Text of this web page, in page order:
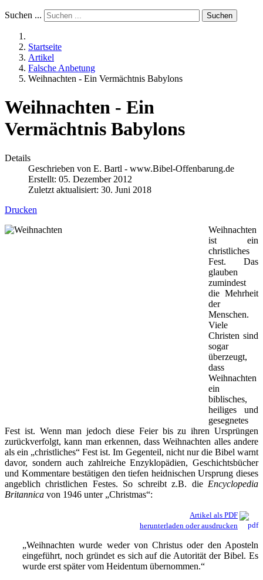
Suchen ... Suchen
Startseite
Artikel
Falsche Anbetung
Weihnachten - Ein Vermächtnis Babylons
Weihnachten - Ein
Vermächtnis Babylons
Details
Geschrieben von E. Bartl - www.Bibel-Offenbarung.de
Erstellt: 05. Dezember 2012
Zuletzt aktualisiert: 30. Juni 2018
Drucken
Weihnachten
ist ein
christliches
Fest. Das
glauben
zumindest
die Mehrheit
der
Menschen.
Viele
Christen sind
sogar
überzeugt,
dass
Weihnachten
ein
biblisches,
heiliges und
gesegnetes
Fest ist. Wenn man jedoch diese Feier bis zu ihren Ursprüngen
zurückverfolgt, kann man erkennen, dass Weihnachten alles andere
als ein „christliches“ Fest ist. Im Gegenteil, nicht nur die Bibel warnt
davor, sondern auch zahlreiche Enzyklopädien, Geschichtsbücher
und Kommentare bestätigen den tiefen heidnischen Ursprung dieses
angeblich christlichen Festes. So schreibt z.B. die Encyclopedia
Britannica von 1946 unter „Christmas“:
Artikel als PDF
herunterladen oder ausdrucken
„Weihnachten wurde weder von Christus oder den Aposteln
eingeführt, noch gründet es sich auf die Autorität der Bibel. Es
wurde erst später vom Heidentum übernommen.“